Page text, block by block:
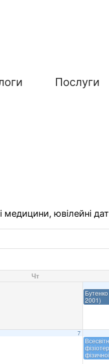
Послуги
медицини, ювілейні
Чт
2001)
7